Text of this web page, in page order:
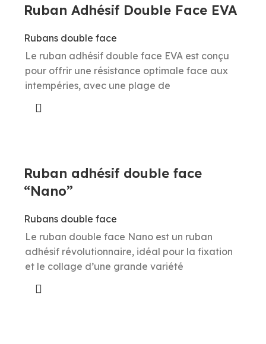
Ruban Adhésif Double Face EVA
Rubans double face
Le ruban adhésif double face EVA est conçu
pour offrir une résistance optimale face aux
intempéries, avec une plage de
Ruban adhésif double face
“Nano”
Rubans double face
Le ruban double face Nano est un ruban
adhésif révolutionnaire, idéal pour la fixation
et le collage d’une grande variété